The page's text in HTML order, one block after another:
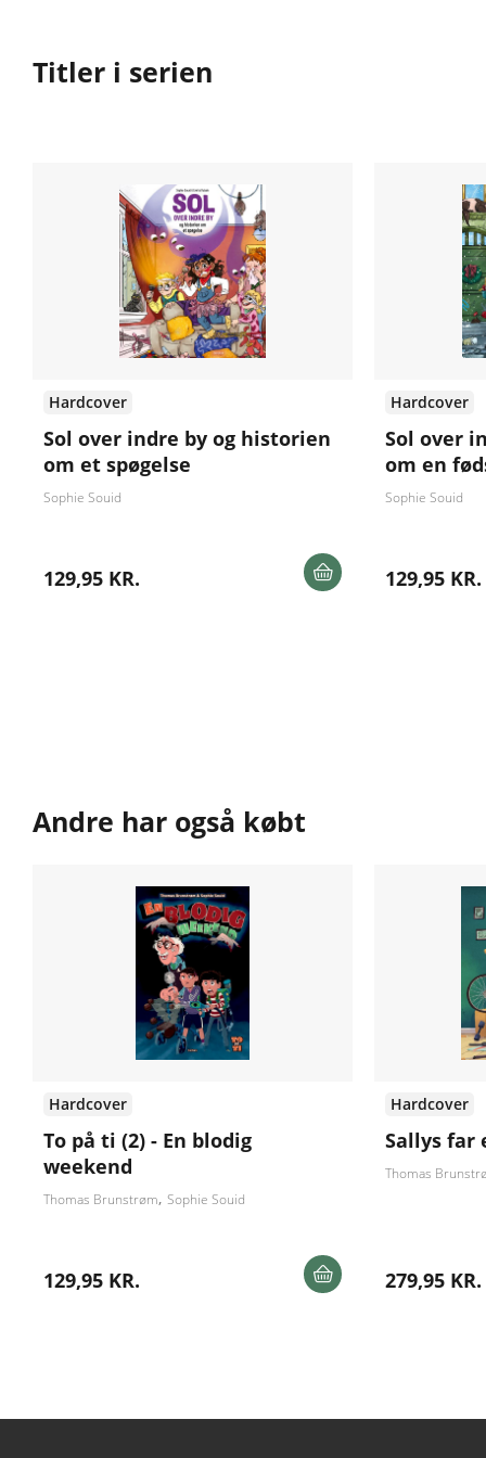
Titler i serien
Hardcover
Sol over indre by og historien
om et spøgelse
Sophie Souid
129,95 KR.
Hardcover
Sol over
om en
Sophie Souid
129,95 KR.
Andre har også købt
Hardcover
To på ti (2) - En blodig
weekend
Thomas Brunstrøm Sophie Souid
129,95 KR.
Hardcover
Sallys far
Thomas
279,95 KR.